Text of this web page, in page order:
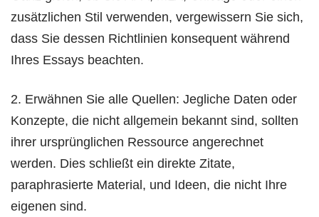
zusätzlichen Stil verwenden, vergewissern Sie sich,
dass Sie dessen Richtlinien konsequent während
Ihres Essays beachten.
2. Erwähnen Sie alle Quellen: Jegliche Daten oder
Konzepte, die nicht allgemein bekannt sind, sollten
ihrer ursprünglichen Ressource angerechnet
werden. Dies schließt ein direkte Zitate,
paraphrasierte Material, und Ideen, die nicht Ihre
eigenen sind.